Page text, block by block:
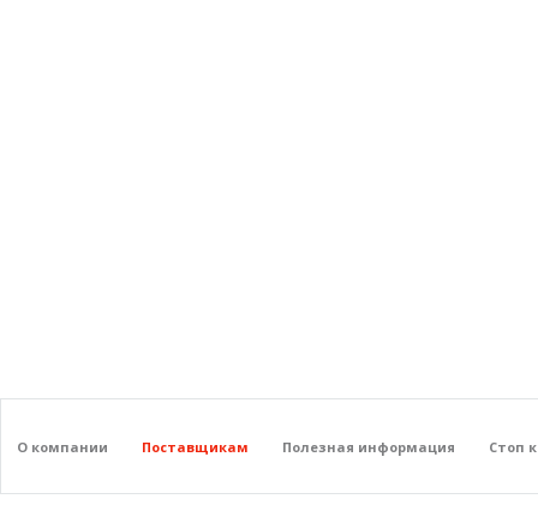
О компании Поставщикам Полезная информация Стоп